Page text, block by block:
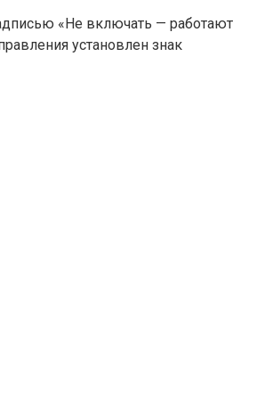
«Не включать — работают
установлен знак